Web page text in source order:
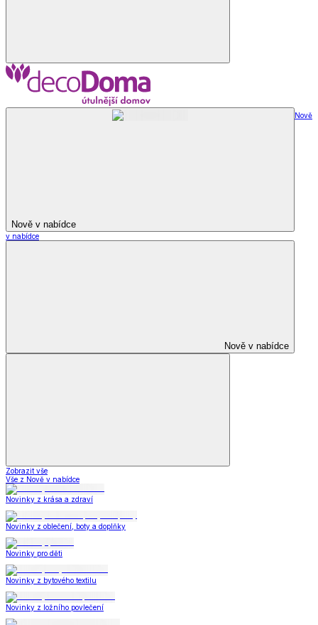
Nově v nabídce
Nově
v nabídce
Nově v nabídce
Zobrazit vše
Vše z Nově v nabídce
Novinky z krása a zdraví
Novinky z oblečení, boty a doplňky
Novinky pro děti
Novinky z bytového textilu
Novinky z ložního povlečení